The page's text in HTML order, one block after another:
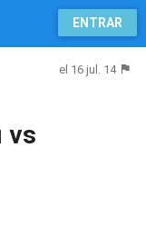
ENTRAR
el 16 jul. 14
vs